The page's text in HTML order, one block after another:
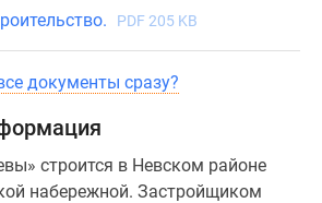
PDF 205 KB
документы сразу?
строится в Невском районе
набережной. Застройщиком